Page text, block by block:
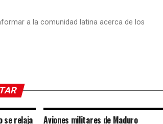
a la comunidad latina acerca de los
se relaja Aviones militares de Maduro